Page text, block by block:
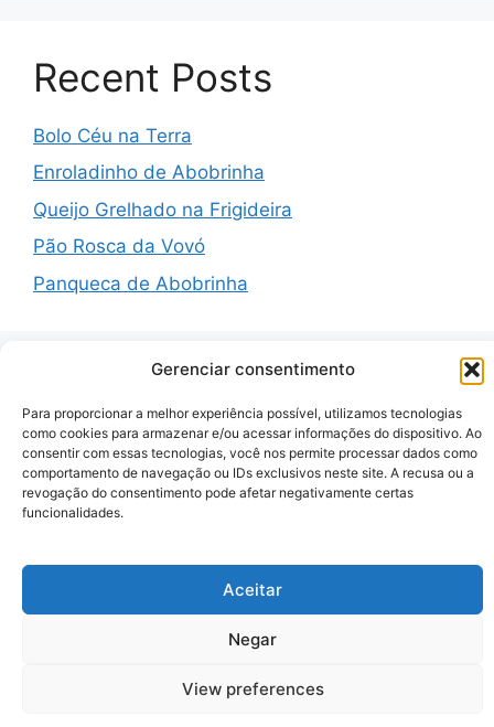
Gerenciar consentimento
Para proporcionar a melhor experiência possível, utilizamos tecnologias
como cookies para armazenar e/ou acessar informações do dispositivo. Ao
consentir com essas tecnologias, você nos permite processar dados como
comportamento de navegação ou IDs exclusivos neste site. A recusa ou a
revogação do consentimento pode afetar negativamente certas
funcionalidades.
Aceitar
Negar
View preferences
Recent Posts
Bolo Céu na Terra
Enroladinho de Abobrinha
Queijo Grelhado na Frigideira
Pão Rosca da Vovó
Panqueca de Abobrinha
Recent Comments
A WordPress CommenteremHello world!
© 2026 Zenauraf Receitas• Built withGeneratePress